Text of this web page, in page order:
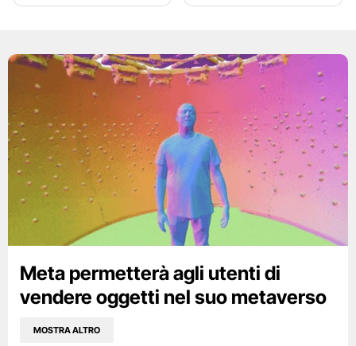
Meta permetterà agli utenti di
vendere oggetti nel suo metaverso
MOSTRA ALTRO